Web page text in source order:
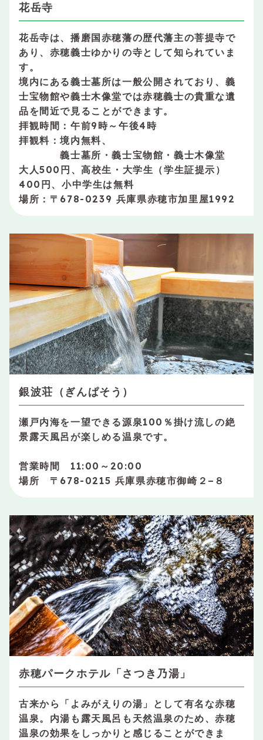
花岳寺
花岳寺は、播磨国赤穂藩の歴代藩主の菩提寺で
あり、赤穂義士ゆかりの寺として知られていま
す。
境内にある義士墓所は一般公開されており、義
士宝物館や義士木像堂では赤穂義士の貴重な遺
品を間近で見ることができます。
拝観時間：午前9時～午後4時
拝観料：境内無料、
義士墓所・義士宝物館・義士木像堂
大人500円、高校生・大学生（学生証提示）
400円、小中学生は無料
場所：〒678-0239 兵庫県赤穂市加里屋1992
銀波荘（ぎんぱそう）
瀬戸内海を一望できる源泉100％掛け流しの絶
景露天風呂が楽しめる温泉です。
営業時間 11:00～20:00
場所 〒678-0215 兵庫県赤穂市御崎２−８
赤穂パークホテル「さつき乃湯」
古来から「よみがえりの湯」として有名な赤穂
温泉。内湯も露天風呂も天然温泉のため、赤穂
温泉の効果をしっかりと感じることができま